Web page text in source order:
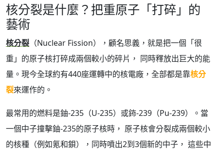
核分裂是什麼？把重原子「打碎」的
藝術
核分裂 （Nuclear Fission），顧名思義，就是把一個「很
重」的原子核打碎成兩個較小的碎片， 同時釋放出巨大的能
量。現今全球約有440座運轉中的核電廠，全部都是靠核分
裂來運作的。
最常用的燃料是鈾-235（U-235）或鈽-239（Pu-239）。當
一個中子撞擊鈾-235的原子核時， 原子核會分裂成兩個較小
的核種（例如氪和鋇），同時噴出2到3個新的中子， 這些中